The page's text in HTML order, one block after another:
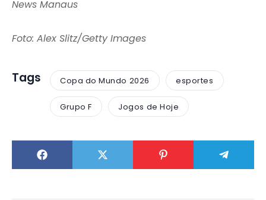
News Manaus
Foto: Alex Slitz/Getty Images
Tags Copa do Mundo 2026 esportes
Grupo F Jogos de Hoje